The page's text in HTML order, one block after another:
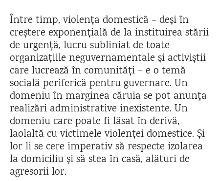
Între timp, violența domestică – deși în
creștere exponențială de la instituirea stării
de urgență, lucru subliniat de toate
organizațiile neguvernamentale și activiștii
care lucrează în comunități – e o temă
socială periferică pentru guvernare. Un
domeniu în marginea căruia se pot anunța
realizări administrative inexistente. Un
domeniu care poate fi lăsat în derivă,
laolaltă cu victimele violenței domestice. Și
lor li se cere imperativ să respecte izolarea
la domiciliu și să stea în casă, alături de
agresorii lor.